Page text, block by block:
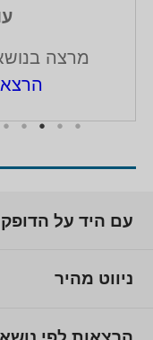
מרצה
עם היד על הדופק
ניווט מהיר